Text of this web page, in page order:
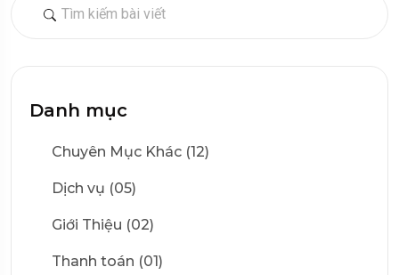
Danh mục
Chuyên Mục Khác (12)
Dịch vụ (05)
Giới Thiệu (02)
Thanh toán (01)